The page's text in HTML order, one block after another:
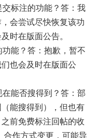
标注的功能？答：我
会尝试尽快恢复该功
时在版面公告。
能？答：抱歉，暂不
也会及时在版面公
能否搜得到？答：部
能搜得到），但也有
前免费标注回帖的收
合作方式变更，可能导